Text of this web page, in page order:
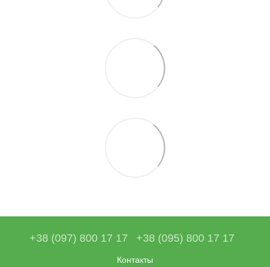
+38 (097) 800 17 17 +38 (095) 800 17 17
Контакты